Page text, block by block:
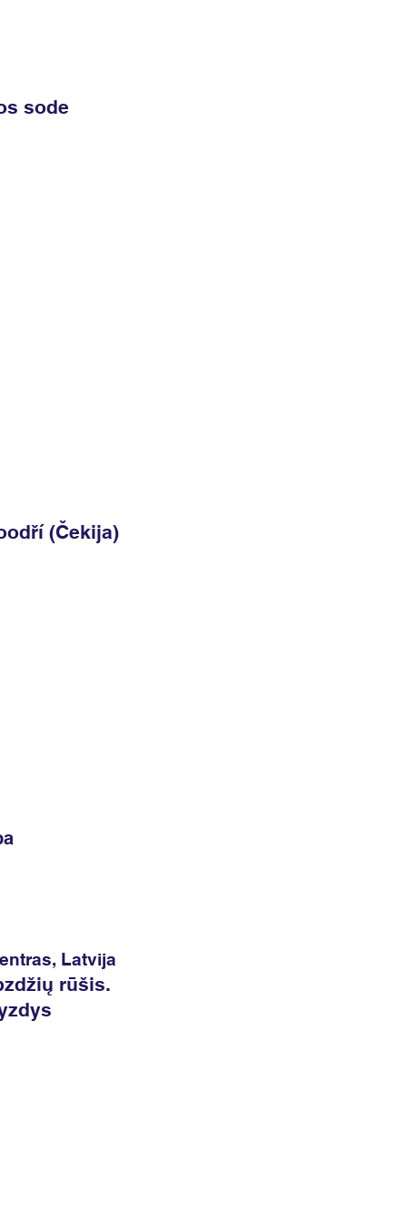
sode
(Čekija)
Latvija
rūšis.